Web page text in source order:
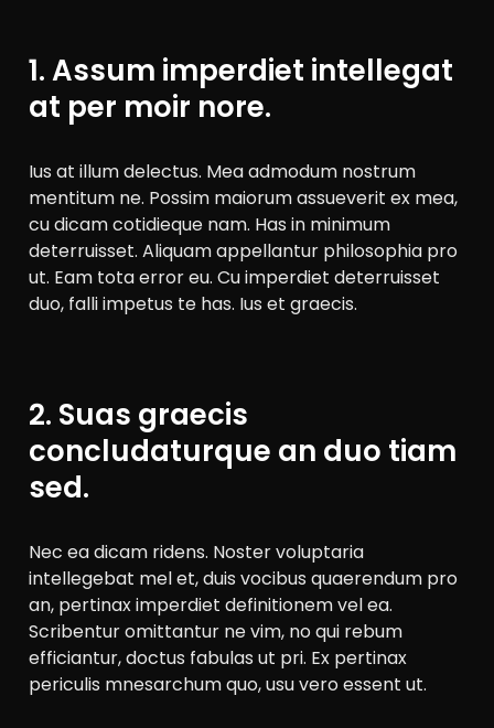
1. Assum imperdiet intellegat
at per moir nore.
Ius at illum delectus. Mea admodum nostrum
mentitum ne. Possim maiorum assueverit ex mea,
cu dicam cotidieque nam. Has in minimum
deterruisset. Aliquam appellantur philosophia pro
ut. Eam tota error eu. Cu imperdiet deterruisset
duo, falli impetus te has. Ius et graecis.
2. Suas graecis
concludaturque an duo tiam
sed.
Nec ea dicam ridens. Noster voluptaria
intellegebat mel et, duis vocibus quaerendum pro
an, pertinax imperdiet definitionem vel ea.
Scribentur omittantur ne vim, no qui rebum
efficiantur, doctus fabulas ut pri. Ex pertinax
periculis mnesarchum quo, usu vero essent ut.